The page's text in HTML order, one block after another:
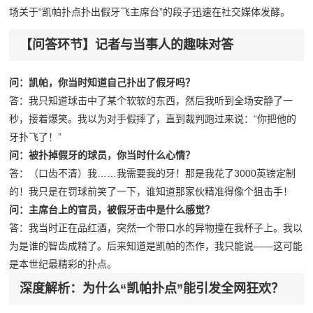
场关于“凯帕扑点扑出假牙飞主席台”的段子迅速在社交媒体发酵。
【问答环节】记者与当事人的趣味对答
问：凯帕，你当时知道自己扑出了假牙吗？
答：我只知道球击中了某个软软的东西，然后我听到全场安静了一
秒，接着爆笑。我以为对手假摔了，直到裁判跑过来说：“你把他的
牙扑飞了！”
问：被扑掉假牙的球员，你当时什么心情？
答：（口齿不清）我……我需要我的牙！那是我花了3000英镑定制
的！我只是在罚球前笑了一下，谁知道那家伙精准得像个狙击手！
问：主席台上的官员，被假牙击中是什么感觉？
答：我当时正在品红酒，突然一个带口水的异物撞在我杯子上。我以
为是谁的智齿成精了。后来知道是凯帕的杰作，我只能说——这可能
是本世纪最精彩的扑点。
深度解析：为什么“凯帕扑点”能引发全网狂欢？